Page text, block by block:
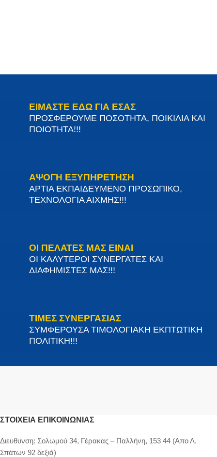
ΕΙΜΑΣΤΕ ΕΔΩ ΓΙΑ ΕΣΑΣ
ΠΡΟΣΦΕΡΟΥΜΕ ΠΟΣΟΤΗΤΑ, ΠΟΙΚΙΛΙΑ ΚΑΙ
ΠΟΙΟΤΗΤΑ!!!
ΑΨΟΓΗ ΕΞΥΠΗΡΕΤΗΣΗ
ΑΡΤΙΑ ΕΚΠΑΙΔΕΥΜΕΝΟ ΠΡΟΣΩΠΙΚΟ,
ΤΕΧΝΟΛΟΓΙΑ ΑΙΧΜΗΣ!!!
ΟΙ ΠΕΛΑΤΕΣ ΜΑΣ ΕΙΝΑΙ
ΟΙ ΚΑΛΥΤΕΡΟΙ ΣΥΝΕΡΓΑΤΕΣ ΚΑΙ
ΔΙΑΦΗΜΙΣΤΕΣ ΜΑΣ!!!
ΤΙΜΕΣ ΣΥΝΕΡΓΑΣΙΑΣ
ΣΥΜΦΕΡΟΥΣΑ ΤΙΜΟΛΟΓΙΑΚΗ ΕΚΠΤΩΤΙΚΗ
ΠΟΛΙΤΙΚΗ!!!
ΣΤΟΙΧΕΊΑ ΕΠΙΚΟΙΝΩΝΊΑΣ
Διευθυνση: Σολωμού 34, Γέρακας – Παλλήνη, 153 44 (Απο Λ.
Σπάτων 92 δεξιά)